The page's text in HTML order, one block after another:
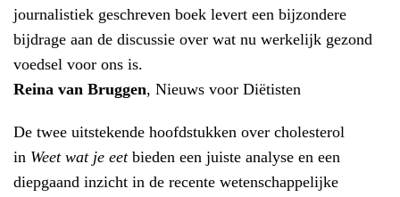
journalistiek geschreven boek levert een bijzondere
bijdrage aan de discussie over wat nu werkelijk gezond
voedsel voor ons is.
Reina van Bruggen, Nieuws voor Diëtisten
De twee uitstekende hoofdstukken over cholesterol
in Weet wat je eetbieden een juiste analyse en een
diepgaand inzicht in de recente wetenschappelijke